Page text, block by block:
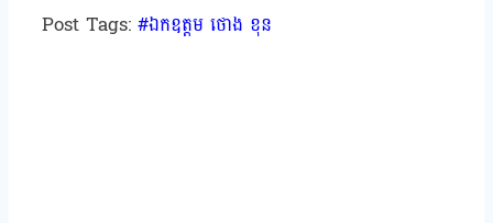
Post Tags:#ឯកឧត្ដម ថោង ខុន